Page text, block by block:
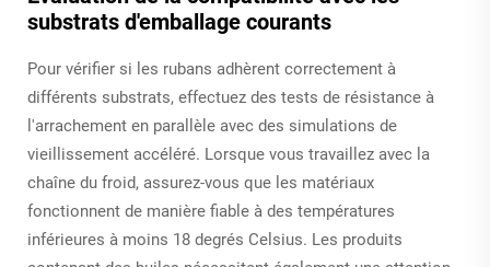
substrats d'emballage courants
Pour vérifier si les rubans adhèrent correctement à
différents substrats, effectuez des tests de résistance à
l'arrachement en parallèle avec des simulations de
vieillissement accéléré. Lorsque vous travaillez avec la
chaîne du froid, assurez-vous que les matériaux
fonctionnent de manière fiable à des températures
inférieures à moins 18 degrés Celsius. Les produits